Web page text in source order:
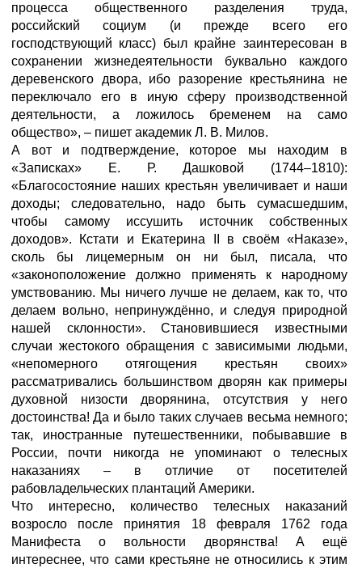
процесса общественного разделения труда,
российский социум (и прежде всего его
господствующий класс) был крайне заинтересован в
сохранении жизнедеятельности буквально каждого
деревенского двора, ибо разорение крестьянина не
переключало его в иную сферу производственной
деятельности, а ложилось бременем на само
общество», – пишет академик Л. В. Милов.
А вот и подтверждение, которое мы находим в
«Записках» Е. Р. Дашковой (1744–1810):
«Благосостояние наших крестьян увеличивает и наши
доходы; следовательно, надо быть сумасшедшим,
чтобы самому иссушить источник собственных
доходов». Кстати и Екатерина II в своём «Наказе»,
сколь бы лицемерным он ни был, писала, что
«законоположение должно применять к народному
умствованию. Мы ничего лучше не делаем, как то, что
делаем вольно, непринуждённо, и следуя природной
нашей склонности». Становившиеся известными
случаи жестокого обращения с зависимыми людьми,
«непомерного отягощения крестьян своих»
рассматривались большинством дворян как примеры
духовной низости дворянина, отсутствия у него
достоинства! Да и было таких случаев весьма немного;
так, иностранные путешественники, побывавшие в
России, почти никогда не упоминают о телесных
наказаниях – в отличие от посетителей
рабовладельческих плантаций Америки.
Что интересно, количество телесных наказаний
возросло после принятия 18 февраля 1762 года
Манифеста о вольности дворянства! А ещё
интереснее, что сами крестьяне не относились к этим